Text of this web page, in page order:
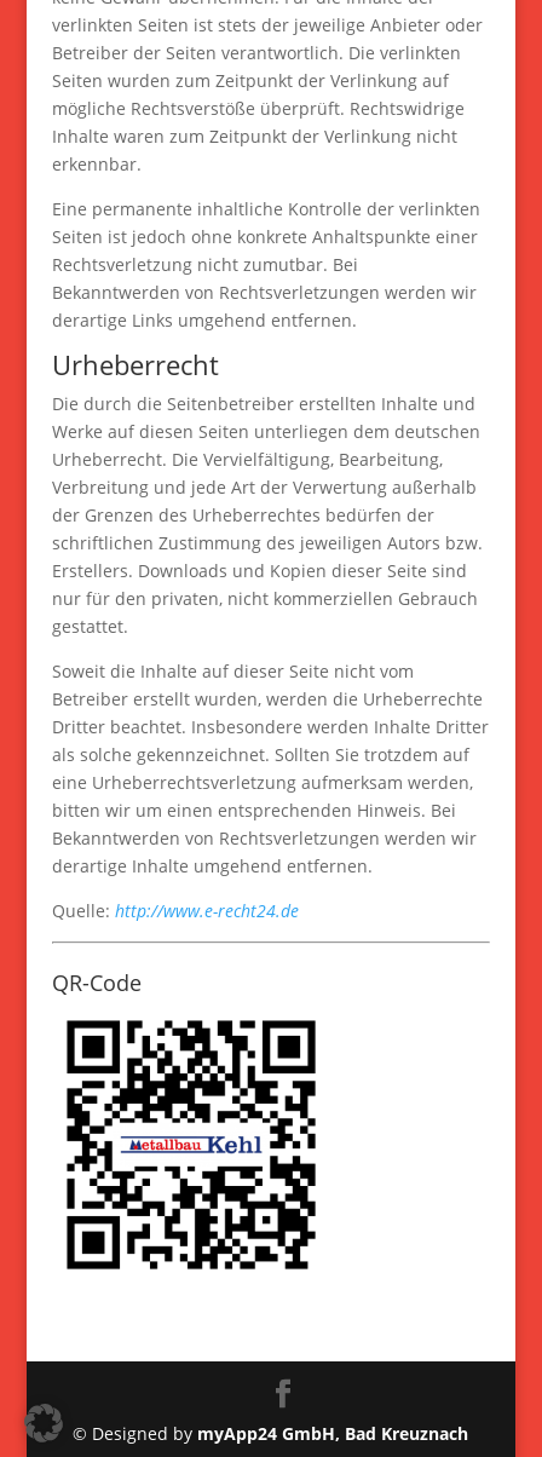
verlinkten Seiten ist stets der jeweilige Anbieter oder
Betreiber der Seiten verantwortlich. Die verlinkten
Seiten wurden zum Zeitpunkt der Verlinkung auf
mögliche Rechtsverstöße überprüft. Rechtswidrige
Inhalte waren zum Zeitpunkt der Verlinkung nicht
erkennbar.
Eine permanente inhaltliche Kontrolle der verlinkten
Seiten ist jedoch ohne konkrete Anhaltspunkte einer
Rechtsverletzung nicht zumutbar. Bei
Bekanntwerden von Rechtsverletzungen werden wir
derartige Links umgehend entfernen.
Urheberrecht
Die durch die Seitenbetreiber erstellten Inhalte und
Werke auf diesen Seiten unterliegen dem deutschen
Urheberrecht. Die Vervielfältigung, Bearbeitung,
Verbreitung und jede Art der Verwertung außerhalb
der Grenzen des Urheberrechtes bedürfen der
schriftlichen Zustimmung des jeweiligen Autors bzw.
Erstellers. Downloads und Kopien dieser Seite sind
nur für den privaten, nicht kommerziellen Gebrauch
gestattet.
Soweit die Inhalte auf dieser Seite nicht vom
Betreiber erstellt wurden, werden die Urheberrechte
Dritter beachtet. Insbesondere werden Inhalte Dritter
als solche gekennzeichnet. Sollten Sie trotzdem auf
eine Urheberrechtsverletzung aufmerksam werden,
bitten wir um einen entsprechenden Hinweis. Bei
Bekanntwerden von Rechtsverletzungen werden wir
derartige Inhalte umgehend entfernen.
Quelle: http://www.e-recht24.de
QR-Code
© Designed by myApp24 GmbH, Bad Kreuznach